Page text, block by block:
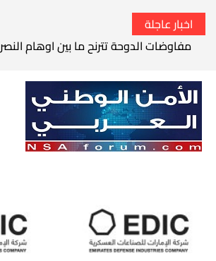
اخبار عاجلة
مفاوضات الدوحة تترنح ما بين اوهام